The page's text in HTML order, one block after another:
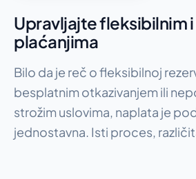
Upravljajte fleksibilnim
plaćanjima
Bilo da je reč o fleksibilnoj
besplatnim otkazivanjem ili
strožim uslovima, naplata je
jednostavna. Isti proces,